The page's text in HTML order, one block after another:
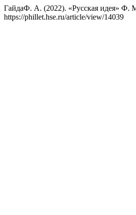
ГайдаФ. А. (2022). «Русская идея» Ф.
https://phillet.hse.ru/article/view/14039